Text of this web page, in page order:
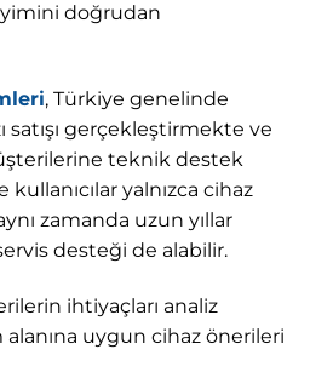
doğrudan
, Türkiye genelinde
satışı gerçekleştirmekte ve
teknik destek
yalnızca cihaz
zamanda uzun yıllar
desteği de alabilir.
ihtiyaçları analiz
uygun cihaz önerileri